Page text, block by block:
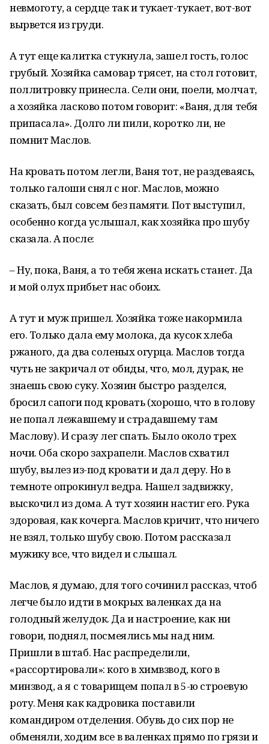
невмоготу, а сердце так и тукает-тукает, вот-вот
вырвется из груди.
А тут еще калитка стукнула, зашел гость, голос
грубый. Хозяйка самовар трясет, на стол готовит,
поллитровку принесла. Сели они, поели, молчат,
а хозяйка ласково потом говорит: «Ваня, для тебя
припасала». Долго ли пили, коротко ли, не
помнит Маслов.
На кровать потом легли, Ваня тот, не раздеваясь,
только галоши снял с ног. Маслов, можно
сказать, был совсем без памяти. Пот выступил,
особенно когда услышал, как хозяйка про шубу
сказала. А после:
– Ну, пока, Ваня, а то тебя жена искать станет. Да
и мой олух прибьет нас обоих.
А тут и муж пришел. Хозяйка тоже накормила
его. Только дала ему молока, да кусок хлеба
ржаного, да два соленых огурца. Маслов тогда
чуть не закричал от обиды, что, мол, дурак, не
знаешь свою суку. Хозяин быстро разделся,
бросил сапоги под кровать (хорошо, что в голову
не попал лежавшему и страдавшему там
Маслову). И сразу лег спать. Было около трех
ночи. Оба скоро захрапели. Маслов схватил
шубу, вылез из-под кровати и дал деру. Но в
темноте опрокинул ведра. Нашел задвижку,
выскочил из дома. А тут хозяин настиг его. Рука
здоровая, как кочерга. Маслов кричит, что ничего
не взял, только шубу свою. Потом рассказал
мужику все, что видел и слышал.
Маслов, я думаю, для того сочинил рассказ, чтоб
легче было идти в мокрых валенках да на
голодный желудок. Да и настроение, как ни
говори, поднял, посмеялись мы над ним.
Пришли в штаб. Нас распределили,
«рассортировали»: кого в химвзвод, кого в
минзвод, а я с товарищем попал в 5-ю строевую
роту. Меня как кадровика поставили
командиром отделения. Обувь до сих пор не
обменяли, ходим все в валенках прямо по грязи и